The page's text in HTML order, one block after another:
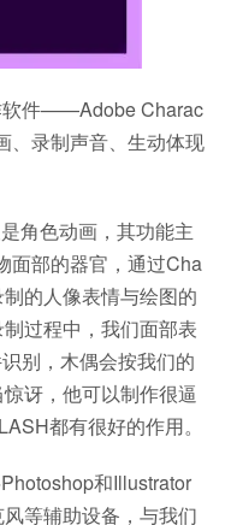
软件——Adobe Charac
、录制声音、生动体现
角色动画，其功能主
面部的器官，通过Cha
的人像表情与绘图的
过程中，我们面部表
别，木偶会按我们的
讶，他可以制作很逼
都有很好的作用。
和Illustrator
等辅助设备，与我们